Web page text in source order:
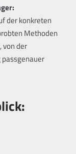
der konkreten
Methoden
von der
passgenauer